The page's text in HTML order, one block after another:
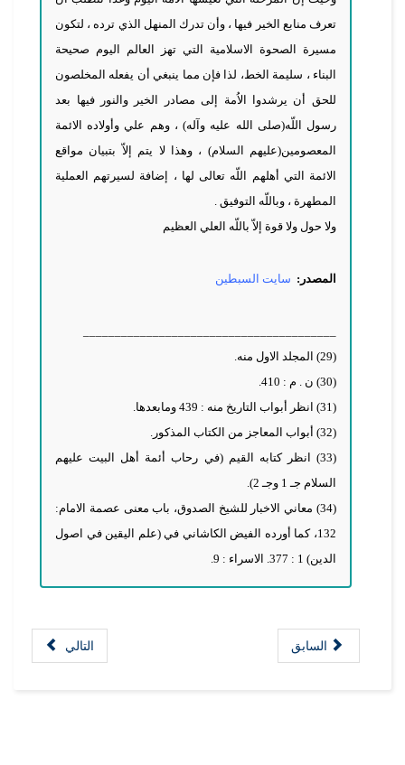
تعرف منابع الخير فيها ، وأن تدرك المنهل الذي ترده ، لتكون
مسيرة الصحوة الاسلامية التي تهز العالم اليوم صحيحة
البناء ، سليمة الخط، لذا فإن مما ينبغي أن يفعله المخلصون
للحق أن يرشدوا الاُمة إلى مصادر الخير والنور فيها بعد
رسول اللّه(صلى الله عليه وآله) ، وهم علي وأولاده الائمة
المعصومين(عليهم السلام) ، وهذا لا يتم إلاّ بتبيان مواقع
الائمة التي أهلهم اللّه تعالى لها ، إضافة لسيرتهم العملية
المطهرة ، وباللّه التوفيق .
ولا حول ولا قوة إلاّ باللّه العلي العظيم
المصدر: سایت السبطین
(29) المجلد الاول منه.
(30) ن . م : 410.
(31) انظر أبواب التاريخ منه : 439 ومابعدها.
(32) أبواب المعاجز من الكتاب المذكور.
(33) انظر كتابه القيم (في رحاب أئمة أهل البيت عليهم
السلام جـ 1 وجـ 2).
(34) معاني الاخبار للشيخ الصدوق، باب معنى عصمة الامام:
132، كما أورده الفيض الكاشاني في (علم اليقين في اصول
الدين) 1 : 377. الاسراء : 9.
السابق التالي